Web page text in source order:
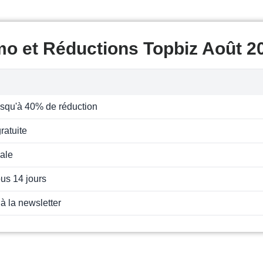
et Réductions Topbiz Août
40% de réduction
14 jours
la newsletter